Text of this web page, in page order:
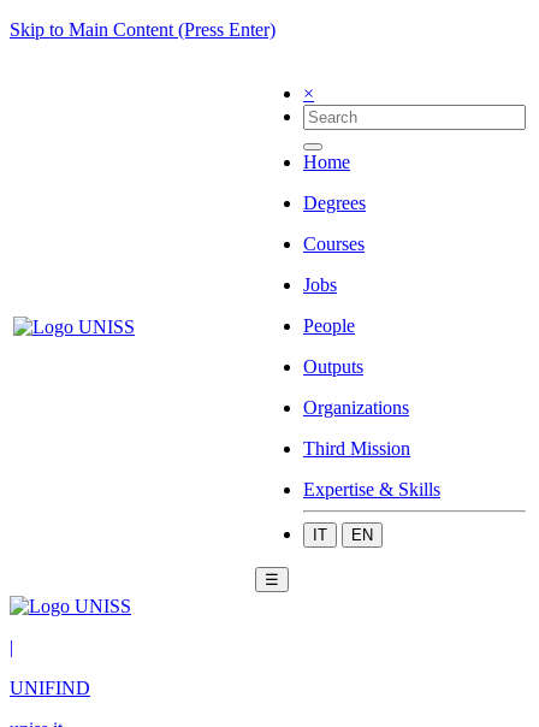
Skip to Main Content (Press Enter)
×
Home
Degrees
Courses
Jobs
People
Outputs
Organizations
Third Mission
Expertise & Skills
IT EN
☰
|
UNIFIND